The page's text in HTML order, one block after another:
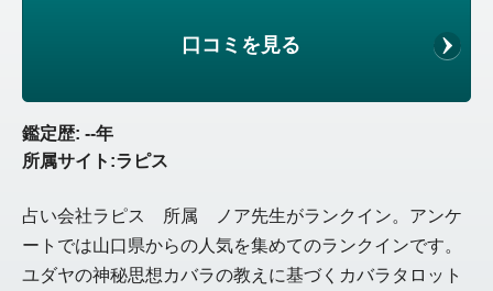
口コミを見る
鑑定歴: --年
所属サイト:ラピス
占い会社ラピス 所属 ノア先生がランクイン。アンケ
ートでは山口県からの人気を集めてのランクインです。
ユダヤの神秘思想カバラの教えに基づくカバラタロット